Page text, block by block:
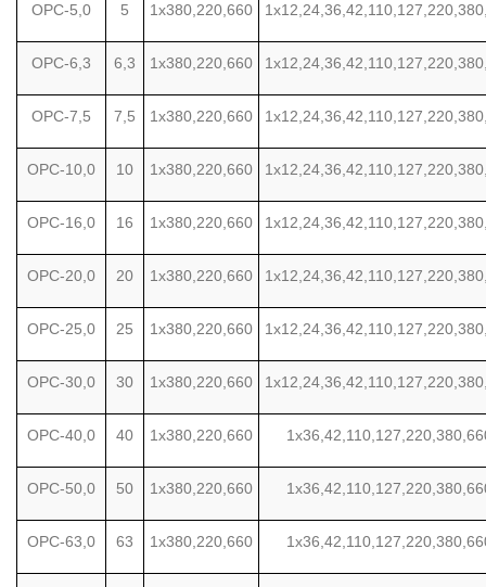
ОРС-5,0 5 1х380,220,660
ОРС-6,3 6,3 1х380,220,660
ОРС-7,5 7,5 1х380,220,660
ОРС-10,0 10 1х380,220,660
ОРС-16,0 16 1х380,220,660
ОРС-20,0 20 1х380,220,660
ОРС-25,0 25 1х380,220,660
ОРС-30,0 30 1х380,220,660
ОРС-40,0 40 1х380,220,660
ОРС-50,0 50 1х380,220,660
ОРС-63,0 63 1х380,220,660